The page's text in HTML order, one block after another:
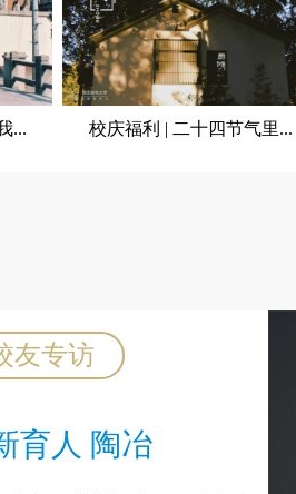
... 校庆福利 | 二十四节气里...
友专访
育人 陶冶